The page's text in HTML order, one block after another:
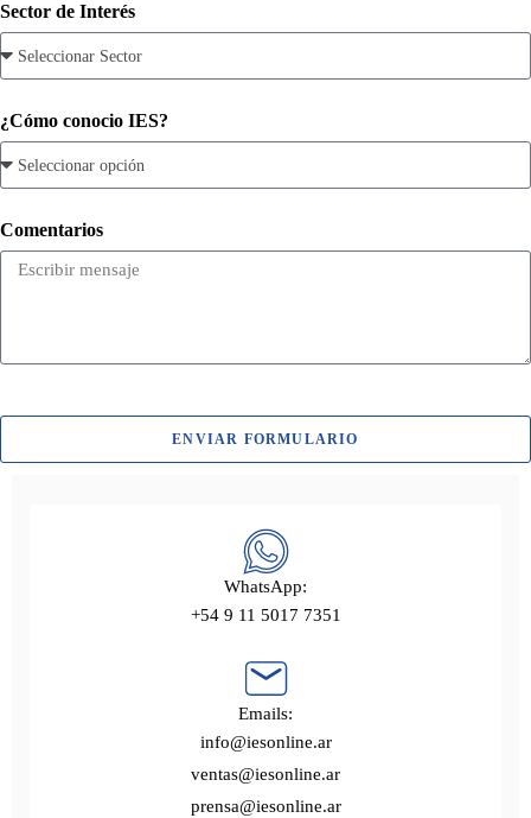
Sector de Interés
¿Cómo conocio IES?
Comentarios
ENVIAR FORMULARIO
WhatsApp:
+54 9 11 5017 7351
Emails:
info@iesonline.ar
ventas@iesonline.ar
prensa@iesonline.ar